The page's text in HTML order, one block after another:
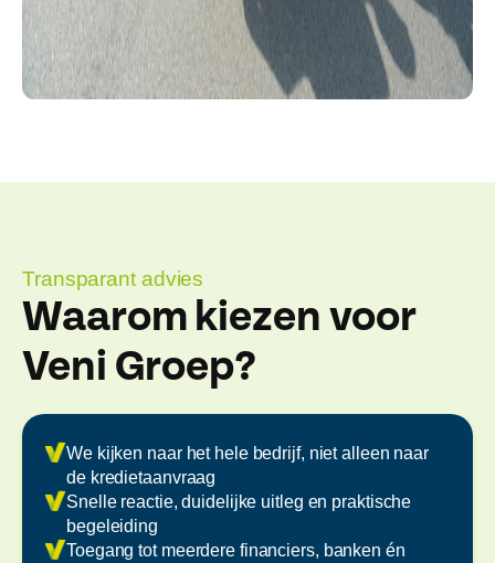
Transparant advies
Waarom kiezen voor
Veni Groep?
We kijken naar het hele bedrijf, niet alleen naar
de kredietaanvraag
Snelle reactie, duidelijke uitleg en praktische
begeleiding
Toegang tot meerdere financiers, banken én